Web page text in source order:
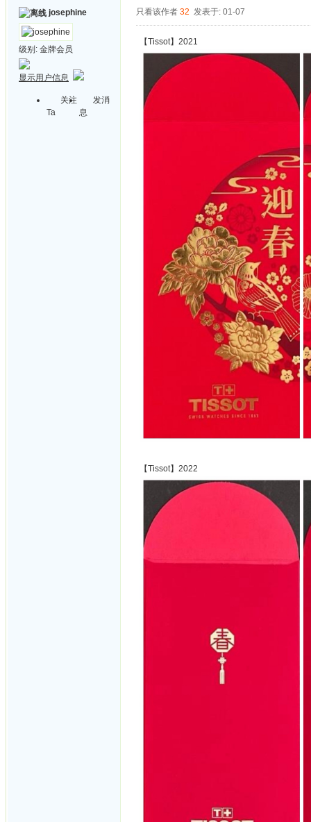
josephine
级别: 金牌会员
显示用户信息
关注
Ta
发消
息
只看该作者 32 发表于: 01-07
【Tissot】2021
【Tissot】2022